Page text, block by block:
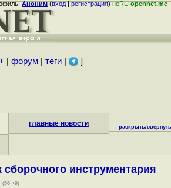
Аноним(вход|регистрация)неRUopennet.me
форум| теги| ]
главные новости раскрыть/свернуть
сборочного инструментария
(56 +9)